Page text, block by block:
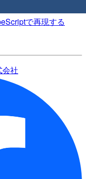
で再現する
会社